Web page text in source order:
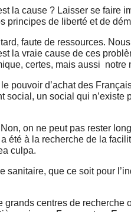
la cause ? Laisser se faire
principes de liberté et de
faute de ressources.
la vraie cause de ces
certes, mais aussi notre
pouvoir d’achat des
social, un social qui n’existe
on ne peut pas rester
été à la recherche de la
culpa.
sanitaire, que ce soit pour
centres de recherche